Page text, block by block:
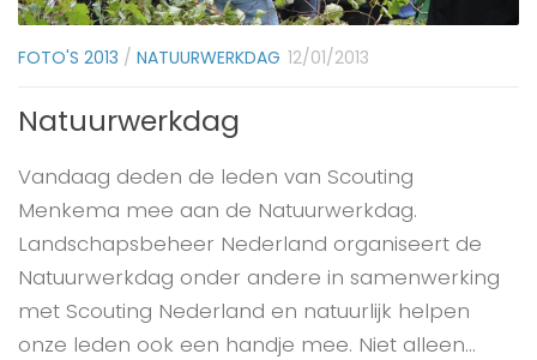
FOTO'S 2013 / NATUURWERKDAG 12/01/2013
Natuurwerkdag
Vandaag deden de leden van Scouting
Menkema mee aan de Natuurwerkdag.
Landschapsbeheer Nederland organiseert de
Natuurwerkdag onder andere in samenwerking
met Scouting Nederland en natuurlijk helpen
onze leden ook een handje mee. Niet alleen...